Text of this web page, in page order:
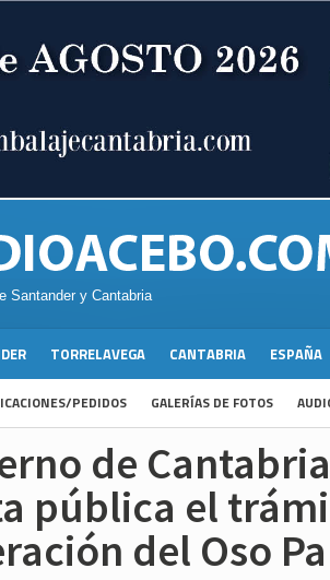
Santander y Cantabria
TORRELAVEGA CANTABRIA ESPAÑA
PEDIDOS GALERÍAS DE FOTOS
de
pública el
del Oso